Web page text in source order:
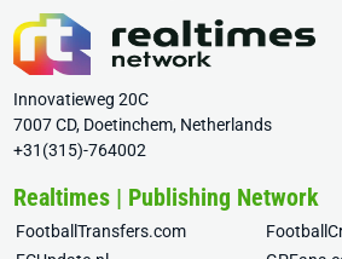
Innovatieweg 20C
7007 CD, Doetinchem, Netherlands
+31(315)-764002
Realtimes | Publishing Network
FootballTransfers.com